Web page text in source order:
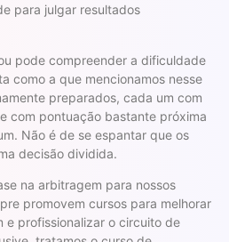
para julgar resultados
pode compreender a dificuldade
como a que mencionamos nesse
preparados, cada um com
com pontuação bastante próxima
Não é de se espantar que os
decisão dividida.
na arbitragem para nossos
promovem cursos para melhorar
e profissionalizar o circuito de